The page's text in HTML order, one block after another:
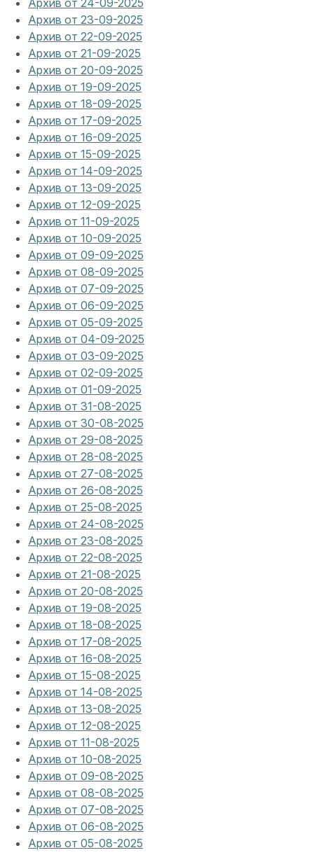
Архив от 24-09-2025
Архив от 23-09-2025
Архив от 22-09-2025
Архив от 21-09-2025
Архив от 20-09-2025
Архив от 19-09-2025
Архив от 18-09-2025
Архив от 17-09-2025
Архив от 16-09-2025
Архив от 15-09-2025
Архив от 14-09-2025
Архив от 13-09-2025
Архив от 12-09-2025
Архив от 11-09-2025
Архив от 10-09-2025
Архив от 09-09-2025
Архив от 08-09-2025
Архив от 07-09-2025
Архив от 06-09-2025
Архив от 05-09-2025
Архив от 04-09-2025
Архив от 03-09-2025
Архив от 02-09-2025
Архив от 01-09-2025
Архив от 31-08-2025
Архив от 30-08-2025
Архив от 29-08-2025
Архив от 28-08-2025
Архив от 27-08-2025
Архив от 26-08-2025
Архив от 25-08-2025
Архив от 24-08-2025
Архив от 23-08-2025
Архив от 22-08-2025
Архив от 21-08-2025
Архив от 20-08-2025
Архив от 19-08-2025
Архив от 18-08-2025
Архив от 17-08-2025
Архив от 16-08-2025
Архив от 15-08-2025
Архив от 14-08-2025
Архив от 13-08-2025
Архив от 12-08-2025
Архив от 11-08-2025
Архив от 10-08-2025
Архив от 09-08-2025
Архив от 08-08-2025
Архив от 07-08-2025
Архив от 06-08-2025
Архив от 05-08-2025